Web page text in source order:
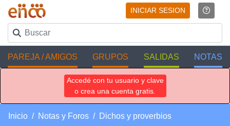
INICIAR SESION
PAREJA / AMIGOS GRUPOS SALIDAS NOTAS
Accedé con tu usuario y clave
o crea una cuenta gratis.
Inicio Notas y Foros Dichos y proverbios